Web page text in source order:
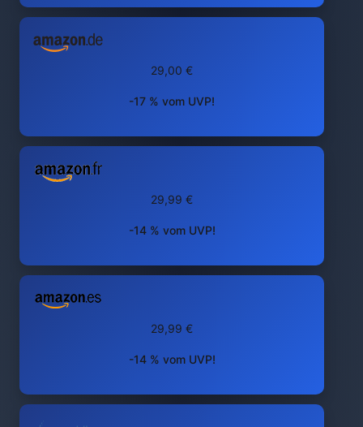
29,00 €
-17 % vom UVP!
29,99 €
-14 % vom UVP!
29,99 €
-14 % vom UVP!